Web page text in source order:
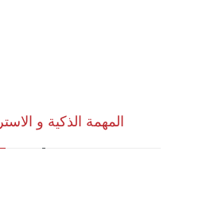
المهمة الذكية و